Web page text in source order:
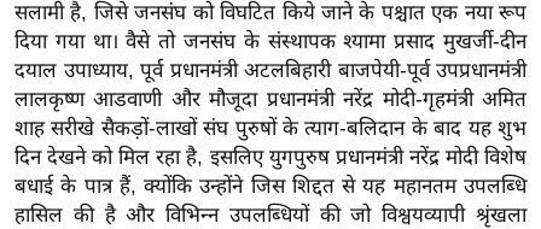
बे
मि
सा
ल
श
ख्सि
य
सलामी है, जिसे जनसंघ को विघटित किये जाने के पश्चात एक नया रूप
दिया गया था। वैसे तो जनसंघ के संस्थापक श्यामा प्रसाद मुखर्जी-दीन
दयाल उपाध्याय, पूर्व प्रधानमंत्री अटलबिहारी बाजपेयी-पूर्व उपप्रधानमंत्री
लालकृष्ण आडवाणी और मौजूदा प्रधानमंत्री नरेंद्र मोदी-गृहमंत्री अमित
शाह सरीखे सैकड़ों-लाखों संघ पुरुषों के त्याग-बलिदान के बाद यह शुभ
दिन देखने को मिल रहा है, इसलिए युगपुरुष प्रधानमंत्री नरेंद्र मोदी विशेष
बधाई के पात्र हैं, क्योंकि उन्होंने जिस शिद्दत से यह महानतम उपलब्धि
हासिल की है और विभिन्न उपलब्धियों की जो विश्वयव्यापी श्रृंखला